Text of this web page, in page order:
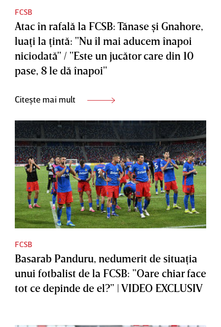
FCSB
Atac în rafală la FCSB: Tănase şi Gnahore,
luaţi la ţintă: "Nu îl mai aducem înapoi
niciodată" / "Este un jucător care din 10
pase, 8 le dă înapoi"
Citește mai mult
FCSB
Basarab Panduru, nedumerit de situaţia
unui fotbalist de la FCSB: ”Oare chiar face
tot ce depinde de el?” | VIDEO EXCLUSIV